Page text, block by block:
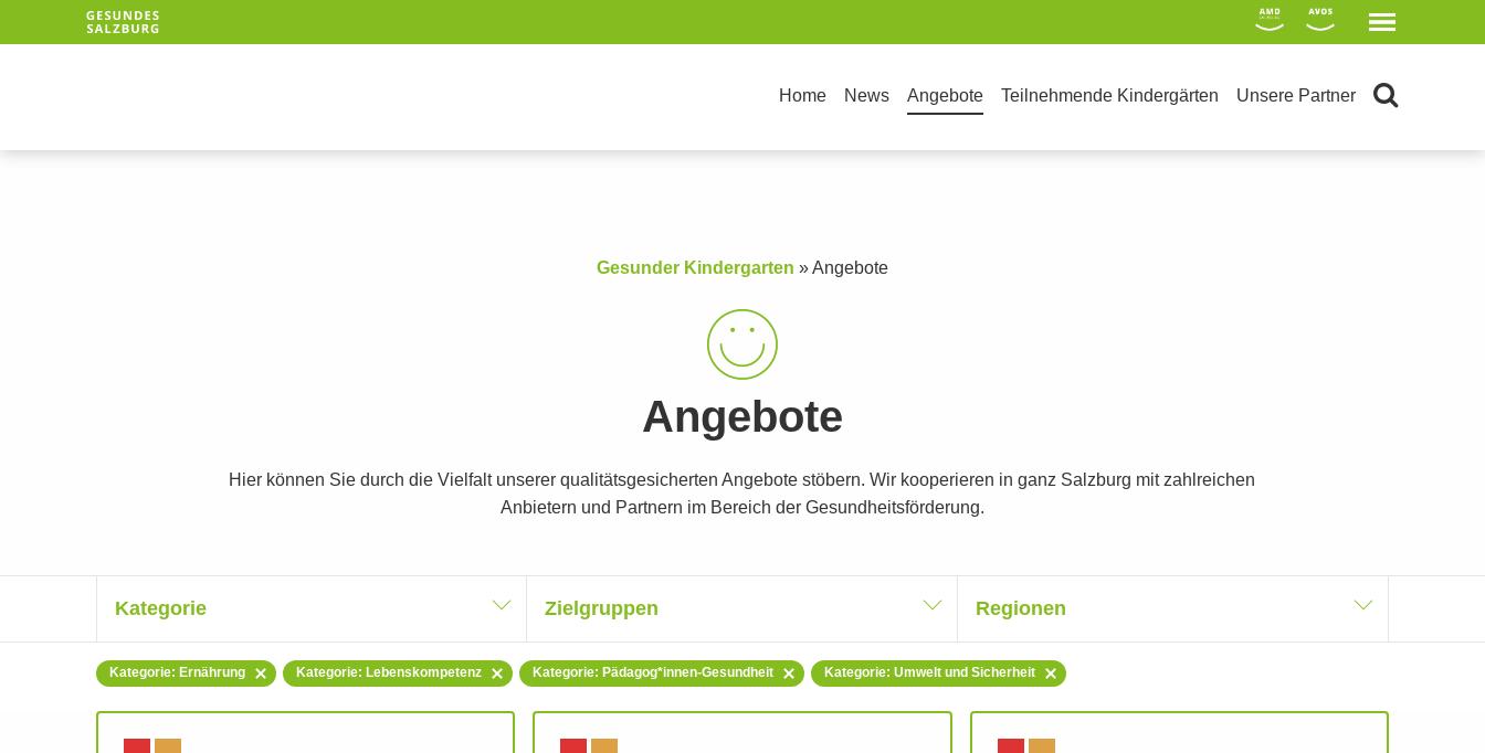
Home News Angebote Teilnehmende Kindergärten Unsere Partner
Gesunder Kindergarten »Angebote
Angebote
Hier können Sie durch die Vielfalt unserer qualitätsgesicherten Angebote stöbern. Wir kooperieren in ganz Salzburg mit zahlreichen
Anbietern und Partnern im Bereich der Gesundheitsförderung.
Kategorie Zielgruppen Regionen
Kategorie: Ernährung Kategorie: Lebenskompetenz Kategorie: Pädagog*innen-Gesundheit Kategorie: Umwelt und Sicherheit